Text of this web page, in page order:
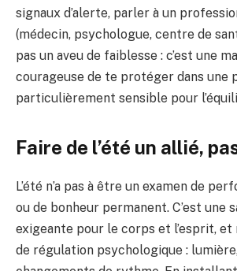
signaux d’alerte, parler à un
(médecin, psychologue, centre de
pas un aveu de faiblesse : c’est une
courageuse de te protéger dans une
particulièrement sensible pour
Faire de l’été un allié,
L’été n’a pas à être un examen de
ou de bonheur permanent. C’est une
exigeante pour le corps et l’esprit, et
de régulation psychologique :